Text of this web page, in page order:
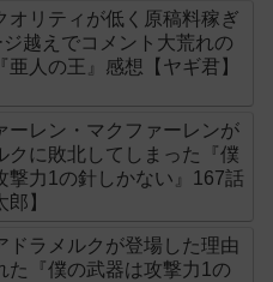
オリティが低く原稿料稼ぎ
越えでコメント大荒れの
亜人の王』感想【ヤギ君】
ーレン・マクファーレンが
クに敗北してしまった『僕
撃力1の針しかない』167話
】
ドラメルクが登場した理由
た『僕の武器は攻撃力1の